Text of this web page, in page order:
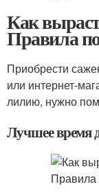
Как
Правила
Приобрести
или интернет-
лилию, нужно
Лучшее время